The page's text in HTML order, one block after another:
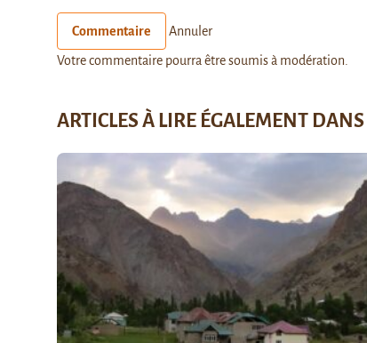
Commentaire Annuler
Votre commentaire pourra être soumis à modération.
ARTICLES À LIRE ÉGALEMENT